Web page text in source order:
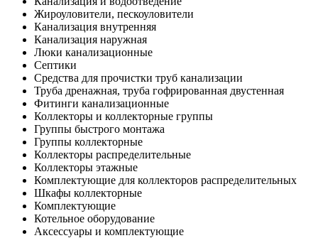
Жироуловители, пескоуловители
Канализация внутренняя
Канализация наружная
Люки канализационные
Септики
Средства для прочистки труб канализации
Труба дренажная, труба гофрированная двустенная
Фитинги канализационные
Коллекторы и коллекторные группы
Группы быстрого монтажа
Группы коллекторные
Коллекторы распределительные
Коллекторы этажные
Комплектующие для коллекторов распределительных
Шкафы коллекторные
Комплектующие
Котельное оборудование
Аксессуары и комплектующие